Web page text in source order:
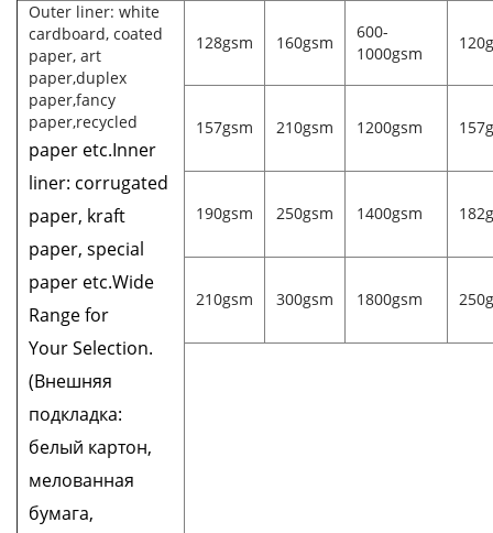
Outer liner: white
cardboard, coated
paper, art
paper,duplex
paper,fancy
paper,recycled
paper etc.Inner
liner: corrugated
paper, kraft
paper, special
paper etc.Wide
Range for
Your Selection.
(Внешняя
подкладка:
белый картон,
мелованная
бумага,
128gsm 160gsm
600-
1000gsm
157gsm 210gsm 1200gsm
190gsm 250gsm 1400gsm
210gsm 300gsm 1800gsm